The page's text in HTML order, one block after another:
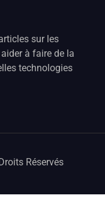
sur les
à faire de la
technologies
Réservés